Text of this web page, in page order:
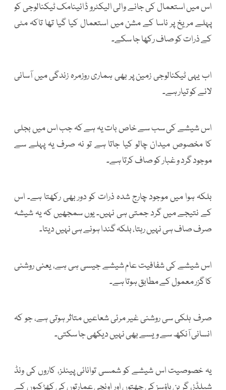
اس میں استعمال کی جانے والی الیکٹرو ڈائینامک ٹیکنالوجی کو
پہلے مریخ پر ناسا کے مشن میں استعمال کیا گیا تھا تاکہ مٹی
کے ذرات کو صاف رکھا جا سکے۔
اب یہی ٹیکنالوجی زمین پر بھی ہماری روزمرہ زندگی میں آسانی
لانے کو تیار ہے۔
اس شیشے کی سب سے خاص بات یہ ہے کہ جب اس میں بجلی
کا مخصوص میدان چالو کیا جاتا ہے تو نہ صرف یہ پہلے سے
موجود گرد و غبار کو صاف کرتا ہے۔
بلکہ ہوا میں موجود چارج شدہ ذرات کو دور بھی رکھتا ہے۔ اس
کے نتیجے میں گرد جمتی ہی نہیں۔ یوں سمجھیں کہ یہ شیشہ
صرف صاف ہی نہیں رہتا، بلکہ گندا ہونے ہی نہیں دیتا۔
اس شیشے کی شفافیت عام شیشے جیسی ہی ہے، یعنی روشنی
کا گزر معمول کے مطابق ہوتا ہے۔
صرف ہلکی سی روشنی غیر مرئی شعاعیں متاثر ہوتی ہے، جو کہ
انسانی آنکھ سے ویسے بھی نہیں دیکھی جا سکتی۔
یہ خصوصیت اس شیشے کو شمسی توانائی پینلز، کاروں کی ونڈ